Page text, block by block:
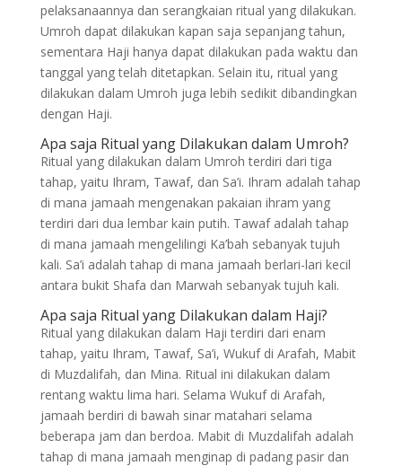
pelaksanaannya dan serangkaian ritual yang dilakukan.
Umroh dapat dilakukan kapan saja sepanjang tahun,
sementara Haji hanya dapat dilakukan pada waktu dan
tanggal yang telah ditetapkan. Selain itu, ritual yang
dilakukan dalam Umroh juga lebih sedikit dibandingkan
dengan Haji.
Apa saja Ritual yang Dilakukan dalam Umroh?
Ritual yang dilakukan dalam Umroh terdiri dari tiga
tahap, yaitu Ihram, Tawaf, dan Sa’i. Ihram adalah tahap
di mana jamaah mengenakan pakaian ihram yang
terdiri dari dua lembar kain putih. Tawaf adalah tahap
di mana jamaah mengelilingi Ka’bah sebanyak tujuh
kali. Sa’i adalah tahap di mana jamaah berlari-lari kecil
antara bukit Shafa dan Marwah sebanyak tujuh kali.
Apa saja Ritual yang Dilakukan dalam Haji?
Ritual yang dilakukan dalam Haji terdiri dari enam
tahap, yaitu Ihram, Tawaf, Sa’i, Wukuf di Arafah, Mabit
di Muzdalifah, dan Mina. Ritual ini dilakukan dalam
rentang waktu lima hari. Selama Wukuf di Arafah,
jamaah berdiri di bawah sinar matahari selama
beberapa jam dan berdoa. Mabit di Muzdalifah adalah
tahap di mana jamaah menginap di padang pasir dan